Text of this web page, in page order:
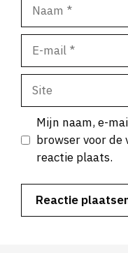
mail
Site
Mijn naam, e-
browser voor de
reactie plaats.